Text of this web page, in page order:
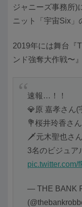
ジャニーズ事務所)
ニット「宇宙Six」
2019年には舞台『
ンド強奪大作戦〜
速報…！！
💎原 嘉孝さん(
💐桜井玲香さ
🗡元木聖也さん
3名のビジュア
pic.twitter.com/
— THE BANK